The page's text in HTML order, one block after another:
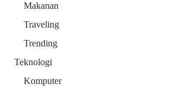
Makanan
Traveling
Trending
Teknologi
Komputer